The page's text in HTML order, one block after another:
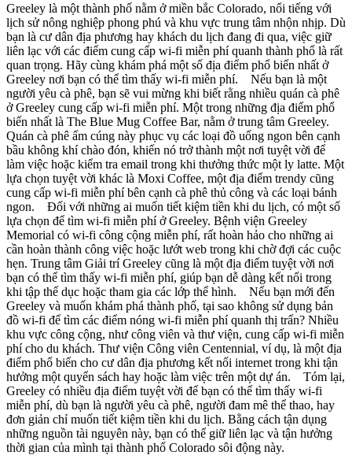
Greeley là một thành phố nằm ở miền bắc Colorado, nổi tiếng với
lịch sử nông nghiệp phong phú và khu vực trung tâm nhộn nhịp. Dù
bạn là cư dân địa phương hay khách du lịch đang đi qua, việc giữ
liên lạc với các điểm cung cấp wi-fi miễn phí quanh thành phố là rất
quan trọng. Hãy cùng khám phá một số địa điểm phổ biến nhất ở
Greeley nơi bạn có thể tìm thấy wi-fi miễn phí. Nếu bạn là một
người yêu cà phê, bạn sẽ vui mừng khi biết rằng nhiều quán cà phê
ở Greeley cung cấp wi-fi miễn phí. Một trong những địa điểm phổ
biến nhất là The Blue Mug Coffee Bar, nằm ở trung tâm Greeley.
Quán cà phê ấm cúng này phục vụ các loại đồ uống ngon bên cạnh
bầu không khí chào đón, khiến nó trở thành một nơi tuyệt vời để
làm việc hoặc kiểm tra email trong khi thưởng thức một ly latte. Một
lựa chọn tuyệt vời khác là Moxi Coffee, một địa điểm trendy cũng
cung cấp wi-fi miễn phí bên cạnh cà phê thủ công và các loại bánh
ngon. Đối với những ai muốn tiết kiệm tiền khi du lịch, có một số
lựa chọn để tìm wi-fi miễn phí ở Greeley. Bệnh viện Greeley
Memorial có wi-fi công cộng miễn phí, rất hoàn hảo cho những ai
cần hoàn thành công việc hoặc lướt web trong khi chờ đợi các cuộc
hẹn. Trung tâm Giải trí Greeley cũng là một địa điểm tuyệt vời nơi
bạn có thể tìm thấy wi-fi miễn phí, giúp bạn dễ dàng kết nối trong
khi tập thể dục hoặc tham gia các lớp thể hình. Nếu bạn mới đến
Greeley và muốn khám phá thành phố, tại sao không sử dụng bản
đồ wi-fi để tìm các điểm nóng wi-fi miễn phí quanh thị trấn? Nhiều
khu vực công cộng, như công viên và thư viện, cung cấp wi-fi miễn
phí cho du khách. Thư viện Công viên Centennial, ví dụ, là một địa
điểm phổ biến cho cư dân địa phương kết nối internet trong khi tận
hưởng một quyển sách hay hoặc làm việc trên một dự án. Tóm lại,
Greeley có nhiều địa điểm tuyệt vời để bạn có thể tìm thấy wi-fi
miễn phí, dù bạn là người yêu cà phê, người đam mê thể thao, hay
đơn giản chỉ muốn tiết kiệm tiền khi du lịch. Bằng cách tận dụng
những nguồn tài nguyên này, bạn có thể giữ liên lạc và tận hưởng
thời gian của mình tại thành phố Colorado sôi động này.